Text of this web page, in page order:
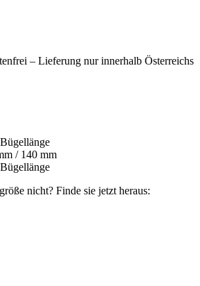
– Lieferung nur innerhalb Österreichs
/ 140 mm
nicht? Finde sie jetzt heraus: